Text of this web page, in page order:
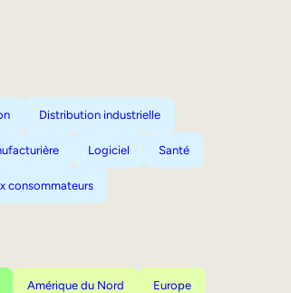
Distribution industrielle
Logiciel Santé
consommateurs
Amérique du Nord Europe